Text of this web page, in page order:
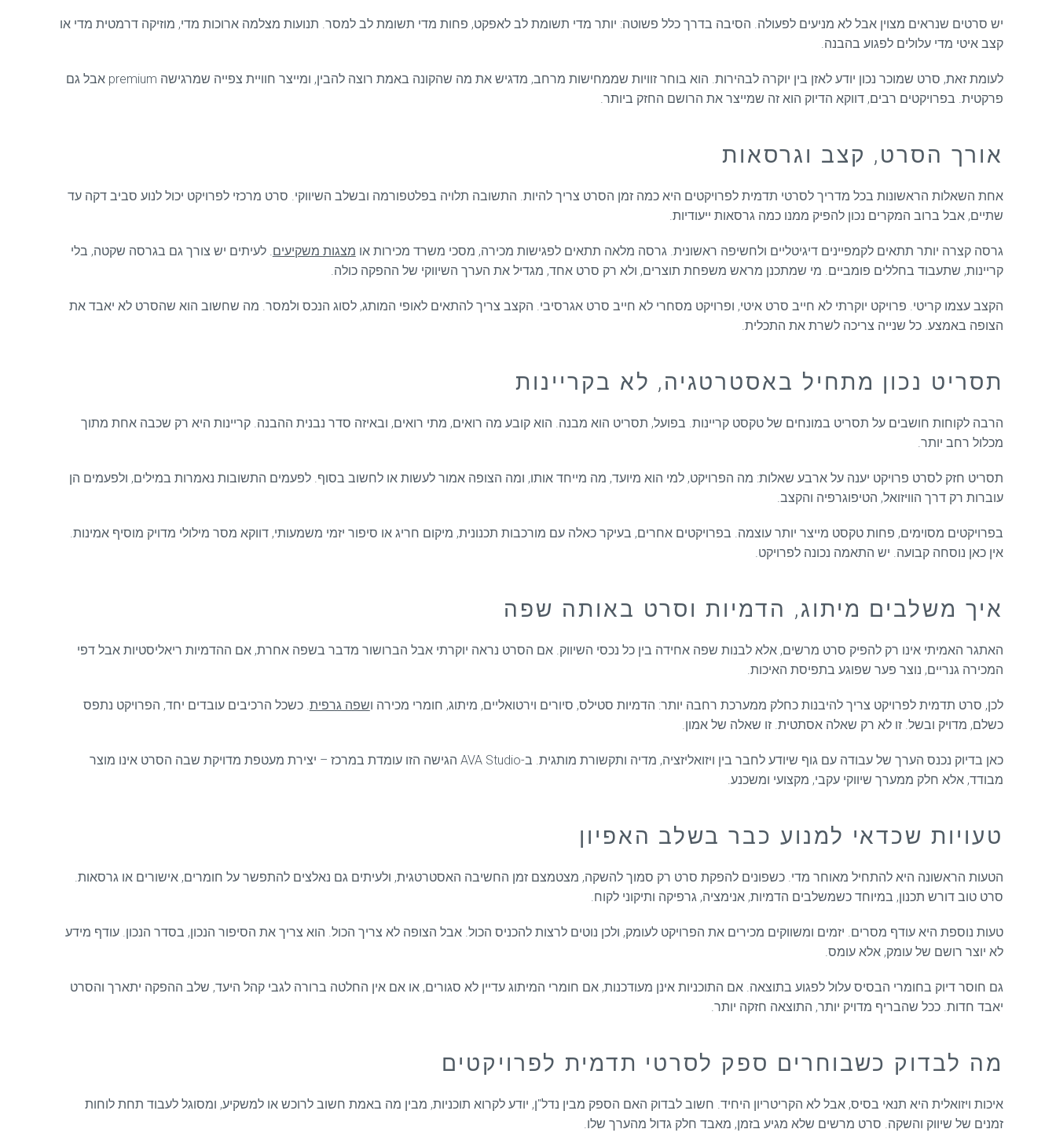
יש סרטים שנראים מצוין אבל לא מניעים לפעולה. הסיבה בדרך כלל פשוטה: יותר מדי תשומת לב לאפקט, פחות מדי תשומת לב למסר. תנועות מצלמה ארוכות מדי, מוזיקה דרמטית מדי או
קצב איטי מדי עלולים לפגוע בהבנה.
לעומת זאת, סרט שמוכר נכון יודע לאזן בין יוקרה לבהירות. הוא בוחר זוויות שממחישות מרחב, מדגיש את מה שהקונה באמת רוצה להבין, ומייצר חוויית צפייה שמרגישה premium אבל גם
פרקטית. בפרויקטים רבים, דווקא הדיוק הוא זה שמייצר את הרושם החזק ביותר.
אורך הסרט, קצב וגרסאות
אחת השאלות הראשונות בכל מדריך לסרטי תדמית לפרויקטים היא כמה זמן הסרט צריך להיות. התשובה תלויה בפלטפורמה ובשלב השיווקי. סרט מרכזי לפרויקט יכול לנוע סביב דקה עד
שתיים, אבל ברוב המקרים נכון להפיק ממנו כמה גרסאות ייעודיות.
גרסה קצרה יותר תתאים לקמפיינים דיגיטליים ולחשיפה ראשונית. גרסה מלאה תתאים לפגישות מכירה, מסכי משרד מכירות או מצגות משקיעים . לעיתים יש צורך גם בגרסה שקטה, בלי
קריינות, שתעבוד בחללים פומביים. מי שמתכנן מראש משפחת תוצרים, ולא רק סרט אחד, מגדיל את הערך השיווקי של ההפקה כולה.
הקצב עצמו קריטי. פרויקט יוקרתי לא חייב סרט איטי, ופרויקט מסחרי לא חייב סרט אגרסיבי. הקצב צריך להתאים לאופי המותג, לסוג הנכס ולמסר. מה שחשוב הוא שהסרט לא יאבד את
הצופה באמצע. כל שנייה צריכה לשרת את התכלית.
תסריט נכון מתחיל באסטרטגיה, לא בקריינות
הרבה לקוחות חושבים על תסריט במונחים של טקסט קריינות. בפועל, תסריט הוא מבנה. הוא קובע מה רואים, מתי רואים, ובאיזה סדר נבנית ההבנה. קריינות היא רק שכבה אחת מתוך
מכלול רחב יותר.
תסריט חזק לסרט פרויקט יענה על ארבע שאלות: מה הפרויקט, למי הוא מיועד, מה מייחד אותו, ומה הצופה אמור לעשות או לחשוב בסוף. לפעמים התשובות נאמרות במילים, ולפעמים הן
עוברות רק דרך הוויזואל, הטיפוגרפיה והקצב.
בפרויקטים מסוימים, פחות טקסט מייצר יותר עוצמה. בפרויקטים אחרים, בעיקר כאלה עם מורכבות תכנונית, מיקום חריג או סיפור יזמי משמעותי, דווקא מסר מילולי מדויק מוסיף אמינות.
אין כאן נוסחה קבועה. יש התאמה נכונה לפרויקט.
איך משלבים מיתוג, הדמיות וסרט באותה שפה
האתגר האמיתי אינו רק להפיק סרט מרשים, אלא לבנות שפה אחידה בין כל נכסי השיווק. אם הסרט נראה יוקרתי אבל הברושור מדבר בשפה אחרת, אם ההדמיות ריאליסטיות אבל דפי
המכירה גנריים, נוצר פער שפוגע בתפיסת האיכות.
לכן, סרט תדמית לפרויקט צריך להיבנות כחלק ממערכת רחבה יותר: הדמיות סטילס, סיורים וירטואליים, מיתוג, חומרי מכירה ושפה גרפית . כשכל הרכיבים עובדים יחד, הפרויקט נתפס
כשלם, מדויק ובשל. זו לא רק שאלה אסתטית. זו שאלה של אמון.
כאן בדיוק נכנס הערך של עבודה עם גוף שיודע לחבר בין ויזואליזציה, מדיה ותקשורת מותגית. ב-AVA Studio הגישה הזו עומדת במרכז – יצירת מעטפת מדויקת שבה הסרט אינו מוצר
מבודד, אלא חלק ממערך שיווקי עקבי, מקצועי ומשכנע.
טעויות שכדאי למנוע כבר בשלב האפיון
הטעות הראשונה היא להתחיל מאוחר מדי. כשפונים להפקת סרט רק סמוך להשקה, מצטמצם זמן החשיבה האסטרטגית, ולעיתים גם נאלצים להתפשר על חומרים, אישורים או גרסאות.
סרט טוב דורש תכנון, במיוחד כשמשלבים הדמיות, אנימציה, גרפיקה ותיקוני לקוח.
טעות נוספת היא עודף מסרים. יזמים ומשווקים מכירים את הפרויקט לעומק, ולכן נוטים לרצות להכניס הכול. אבל הצופה לא צריך הכול. הוא צריך את הסיפור הנכון, בסדר הנכון. עודף מידע
לא יוצר רושם של עומק, אלא עומס.
גם חוסר דיוק בחומרי הבסיס עלול לפגוע בתוצאה. אם התוכניות אינן מעודכנות, אם חומרי המיתוג עדיין לא סגורים, או אם אין החלטה ברורה לגבי קהל היעד, שלב ההפקה יתארך והסרט
יאבד חדות. ככל שהבריף מדויק יותר, התוצאה חזקה יותר.
מה לבדוק כשבוחרים ספק לסרטי תדמית לפרויקטים
איכות ויזואלית היא תנאי בסיס, אבל לא הקריטריון היחיד. חשוב לבדוק האם הספק מבין נדל"ן, יודע לקרוא תוכניות, מבין מה באמת חשוב לרוכש או למשקיע, ומסוגל לעבוד תחת לוחות
זמנים של שיווק והשקה. סרט מרשים שלא מגיע בזמן, מאבד חלק גדול מהערך שלו.